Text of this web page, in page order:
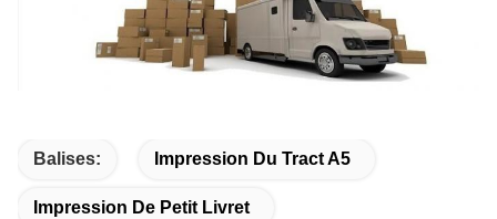
Balises: Impression Du Tract A5
Impression De Petit Livret